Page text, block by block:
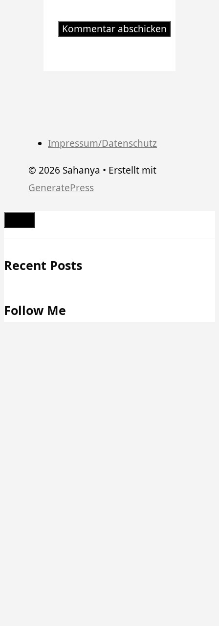
Impressum/Datenschutz
© 2026 Sahanya • Erstellt mit
GeneratePress
Schließen
Recent Posts
Follow Me